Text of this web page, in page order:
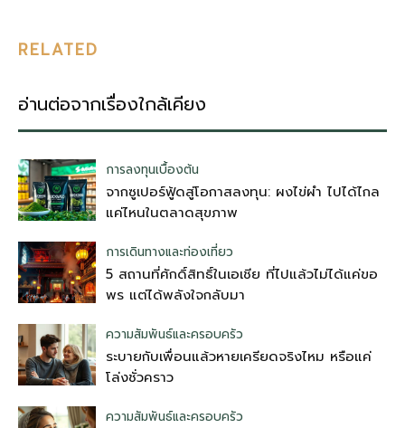
RELATED
อ่านต่อจากเรื่องใกล้เคียง
การลงทุนเบื้องต้น
จากซูเปอร์ฟู้ดสู่โอกาสลงทุน: ผงไข่ผำ ไปได้ไกล
แค่ไหนในตลาดสุขภาพ
การเดินทางและท่องเที่ยว
5 สถานที่ศักดิ์สิทธิ์ในเอเชีย ที่ไปแล้วไม่ได้แค่ขอ
พร แต่ได้พลังใจกลับมา
ความสัมพันธ์และครอบครัว
ระบายกับเพื่อนแล้วหายเครียดจริงไหม หรือแค่
โล่งชั่วคราว
ความสัมพันธ์และครอบครัว